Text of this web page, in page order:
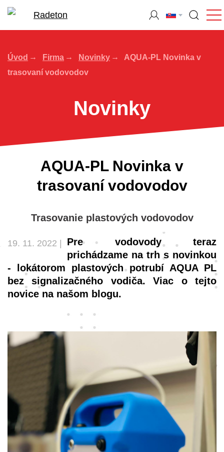
Úvod Firma Novinky
AQUA-PL Novinka v
trasovaní vodovodov
Novinky
AQUA-PL Novinka v
trasovaní vodovodov
Trasovanie plastových vodovodov
19. 11. 2022 |
Pre vodovody teraz
prichádzame na trh s novinkou
- lokátorom plastových potrubí AQUA PL
bez signalizačného vodiča. Viac o tejto
novice na našom blogu.